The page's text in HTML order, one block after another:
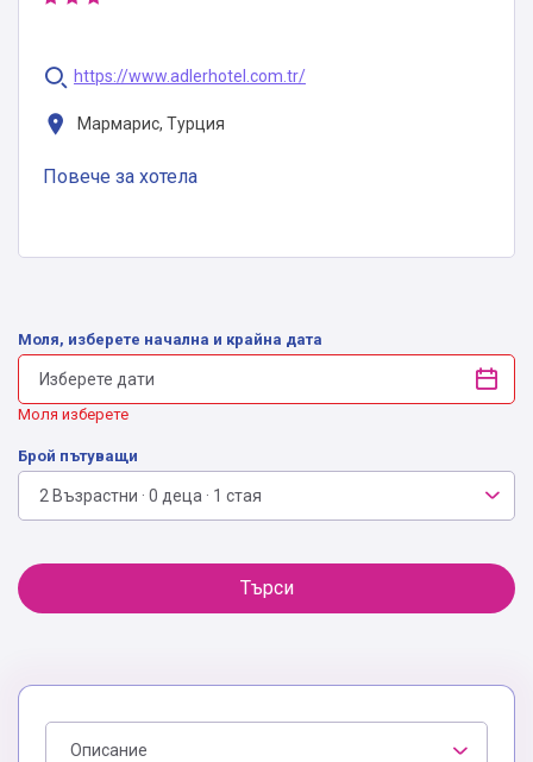
https://www.adlerhotel.com.tr/
Мармарис, Турция
Повече за хотела
Моля, изберете начална и крайна дата
Моля изберете
Брой пътуващи
2 Възрастни · 0 деца · 1 стая
Търси
Описание